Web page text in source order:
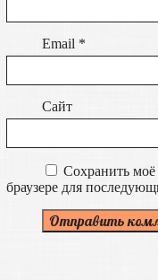
Email *
Сайт
Сохранить моё
браузере для